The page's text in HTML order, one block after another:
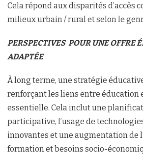
Cela répond aux disparités d’accès
milieux urbain / rural et selon le
PERSPECTIVESPOUR UNE OFFRE
ADAPTÉE
À long terme, une stratégie
renforçant les liens entre éducation
essentielle. Cela inclut une
participative, l’usage de
innovantes et une augmentation de
formation et besoins socio-